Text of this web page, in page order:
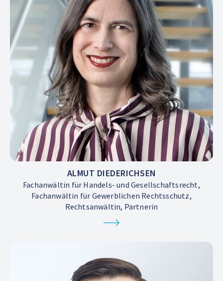
ALMUT DIEDERICHSEN
Fachanwältin für Handels- und Gesellschaftsrecht,
Fachanwältin für Gewerblichen Rechtsschutz,
Rechtsanwältin, Partnerin